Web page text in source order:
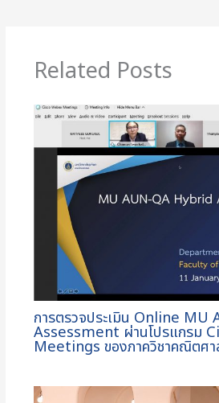
Related Posts
การตรวจประเมิน Online MU
Assessment ผ่านโปรแกรม
Meetings ของภาควิชาคณิตศ